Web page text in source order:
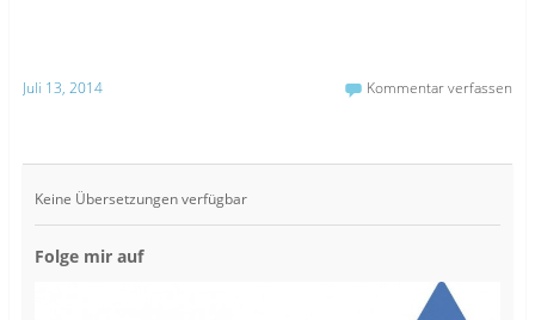
Juli 13, 2014 Kommentar verfassen
Keine Übersetzungen verfügbar
Folge mir auf